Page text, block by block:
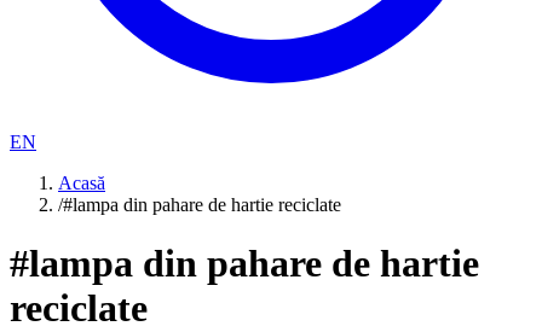
EN
Acasă
/#lampa din pahare de hartie reciclate
#lampa din pahare de hartie
reciclate